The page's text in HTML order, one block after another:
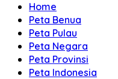
Peta
HD
Home
Peta Benua
Peta Pulau
Peta Negara
Peta Provinsi
Peta Indonesia